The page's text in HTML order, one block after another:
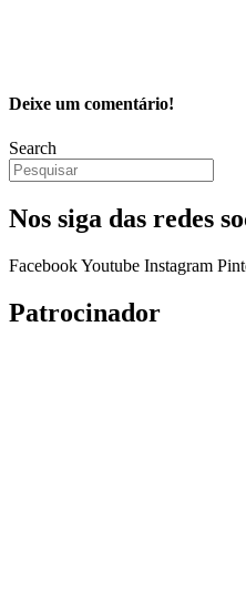
Deixe um comentário!
Search
Nos siga das redes
FacebookYoutube Instagram
Patrocinador